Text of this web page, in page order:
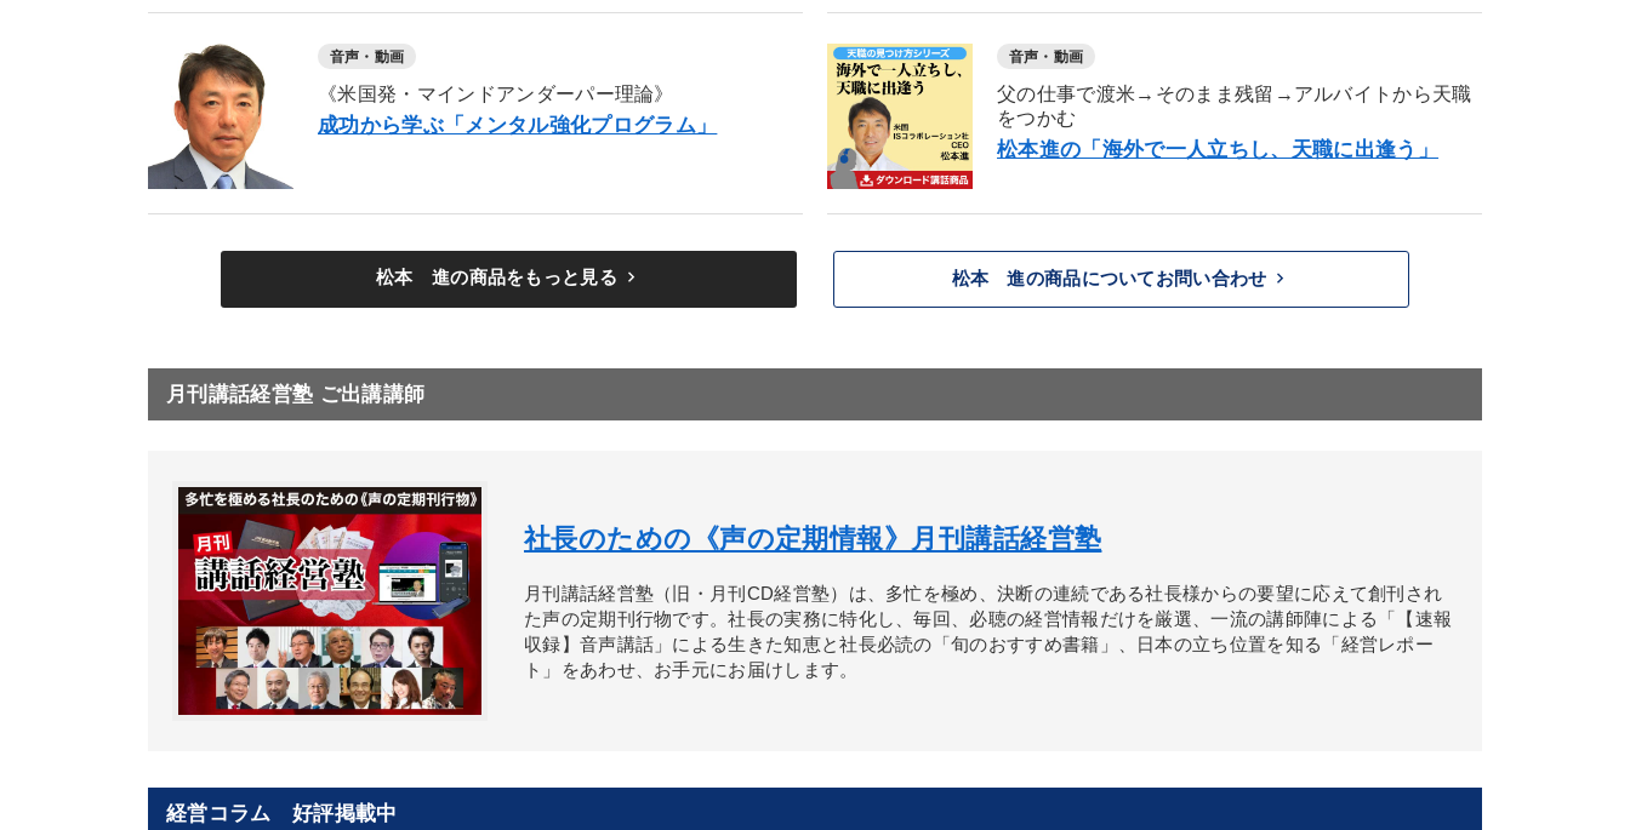
音声・動画
《米国発・マインドアンダーパー理論》
成功から学ぶ「メンタル強化プログラム」
音声・動画
父の仕事で渡米→そのまま残留→アルバイトから天職
をつかむ
松本進の「海外で一人立ちし、天職に出逢う」
松本 進の商品をもっと見る keyboard_arrow_right 松本 進の商品についてお問い合わせ keyboard_arrow_right
月刊講話経営塾 ご出講講師
社長のための《声の定期情報》月刊講話経営塾
月刊講話経営塾（旧・月刊CD経営塾）は、多忙を極め、決断の連続である社長様からの要望に応えて創刊され
た声の定期刊行物です。社長の実務に特化し、毎回、必聴の経営情報だけを厳選、一流の講師陣による「【速報
収録】音声講話」による生きた知恵と社長必読の「旬のおすすめ書籍」、日本の立ち位置を知る「経営レポー
ト」をあわせ、お手元にお届けします。
経営コラム 好評掲載中